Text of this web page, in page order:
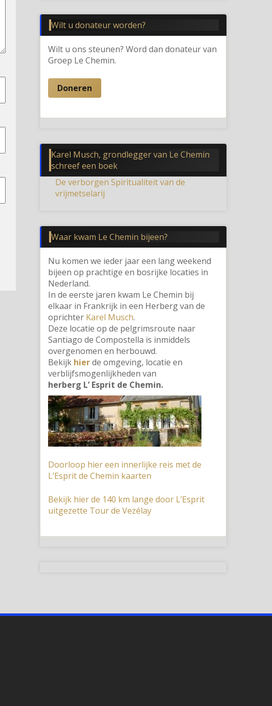
Wilt u donateur worden?
Wilt u ons steunen? Word dan donateur van
Groep Le Chemin.
Doneren
Karel Musch, grondlegger van Le Chemin
schreef een boek
De verborgen Spiritualiteit van de
vrijmetselarij
Waar kwam Le Chemin bijeen?
Nu komen we ieder jaar een lang weekend
bijeen op prachtige en bosrijke locaties in
Nederland.
In de eerste jaren kwam Le Chemin bij
elkaar in Frankrijk in een Herberg van de
oprichter Karel Musch.
Deze locatie op de pelgrimsroute naar
Santiago de Compostella is inmiddels
overgenomen en herbouwd.
Bekijk hierde omgeving, locatie en
verblijfsmogenlijkheden van
herberg L’ Esprit de Chemin.
Doorloop hier een innerlijke reis met de
L’Esprit de Chemin kaarten
Bekijk hier de 140 km lange door L’Esprit
uitgezette Tour de Vezélay